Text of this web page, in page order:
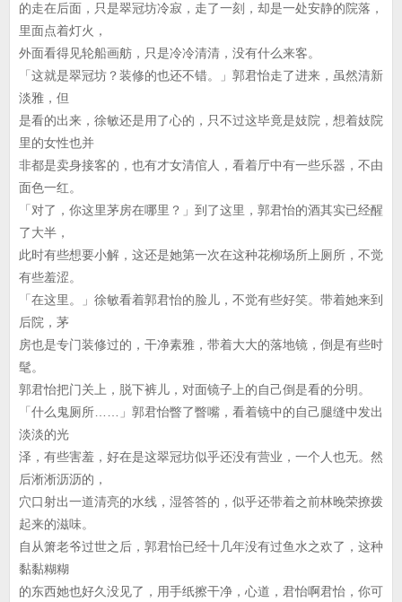
的走在后面，只是翠冠坊冷寂，走了一刻，却是一处安静的院落，
里面点着灯火，
外面看得见轮船画舫，只是冷冷清清，没有什么来客。
「这就是翠冠坊？装修的也还不错。」郭君怡走了进来，虽然清新
淡雅，但
是看的出来，徐敏还是用了心的，只不过这毕竟是妓院，想着妓院
里的女性也并
非都是卖身接客的，也有才女清倌人，看着厅中有一些乐器，不由
面色一红。
「对了，你这里茅房在哪里？」到了这里，郭君怡的酒其实已经醒
了大半，
此时有些想要小解，这还是她第一次在这种花柳场所上厕所，不觉
有些羞涩。
「在这里。」徐敏看着郭君怡的脸儿，不觉有些好笑。带着她来到
后院，茅
房也是专门装修过的，干净素雅，带着大大的落地镜，倒是有些时
髦。
郭君怡把门关上，脱下裤儿，对面镜子上的自己倒是看的分明。
「什么鬼厕所……」郭君怡瞥了瞥嘴，看着镜中的自己腿缝中发出
淡淡的光
泽，有些害羞，好在是这翠冠坊似乎还没有营业，一个人也无。然
后淅淅沥沥的，
穴口射出一道清亮的水线，湿答答的，似乎还带着之前林晚荣撩拨
起来的滋味。
自从箫老爷过世之后，郭君怡已经十几年没有过鱼水之欢了，这种
黏黏糊糊
的东西她也好久没见了，用手纸擦干净，心道，君怡啊君怡，你可